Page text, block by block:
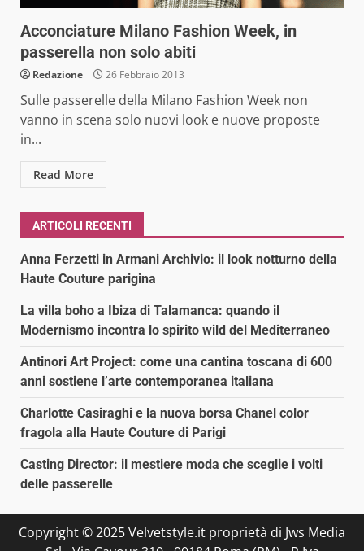
Acconciature Milano Fashion Week, in
passerella non solo abiti
Redazione 26 Febbraio 2013
Sulle passerelle della Milano Fashion Week non
vanno in scena solo nuovi look e nuove proposte
in...
Read More
ARTICOLI RECENTI
Anna Ferzetti in Armani Archivio: il look notturno della
Haute Couture parigina
La villa boho a Ibiza di Talamanca: quando il
Modernismo incontra lo spirito wild del Mediterraneo
Antinori Art Project: come una cantina toscana di 600
anni sostiene l’arte contemporanea italiana
Charlotte Casiraghi e la nuova borsa Chanel color
fragola alla Haute Couture di Parigi
Casting Director: il mestiere moda che sceglie i volti
delle passerelle
Copyright © 2025 Velvetstyle.it proprietà di Jws Media